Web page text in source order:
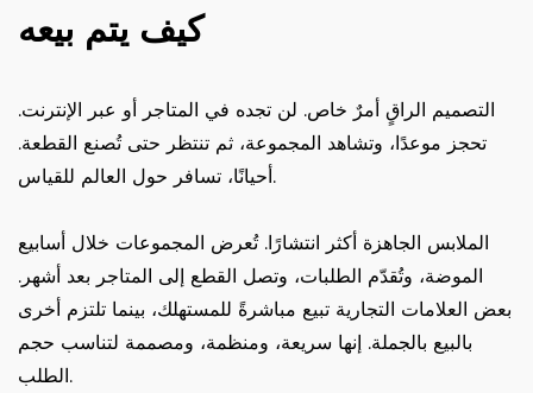
كيف يتم بيعه
التصميم الراقٍ أمرٌ خاص. لن تجده في المتاجر أو عبر الإنترنت.
تحجز موعدًا، وتشاهد المجموعة، ثم تنتظر حتى تُصنع القطعة.
أحيانًا، تسافر حول العالم للقياس.
الملابس الجاهزة أكثر انتشارًا. تُعرض المجموعات خلال أسابيع
الموضة، وتُقدّم الطلبات، وتصل القطع إلى المتاجر بعد أشهر.
بعض العلامات التجارية تبيع مباشرةً للمستهلك، بينما تلتزم أخرى
بالبيع بالجملة. إنها سريعة، ومنظمة، ومصممة لتناسب حجم
الطلب.